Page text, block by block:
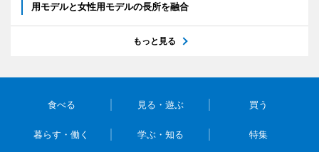
用モデルと女性用モデルの長所を融合
もっと見る
食べる 見る・遊ぶ 買う
暮らす・働く 学ぶ・知る 特集